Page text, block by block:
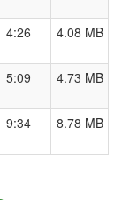
4:26 4.08 MB
5:09 4.73 MB
9:34 8.78 MB